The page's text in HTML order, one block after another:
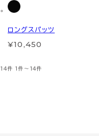
ロングスパッツ
¥10,450
14件 1件～14件